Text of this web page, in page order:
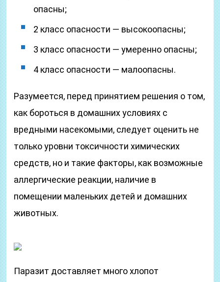
опасны;
2 класс опасности — высокоопасны;
3 класс опасности — умеренно опасны;
4 класс опасности — малоопасны.
Разумеется, перед принятием решения о том,
как бороться в домашних условиях с
вредными насекомыми, следует оценить не
только уровни токсичности химических
средств, но и такие факторы, как возможные
аллергические реакции, наличие в
помещении маленьких детей и домашних
животных.
Паразит доставляет много хлопот